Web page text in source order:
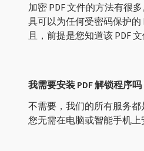
加密 PDF 文件的方法有很
具可以为任何受密码保护的
且，前提是您知道该 PDF 文
我需要安装 PDF 解锁程序吗
不需要，我们的所有服务都
您无需在电脑或智能手机上